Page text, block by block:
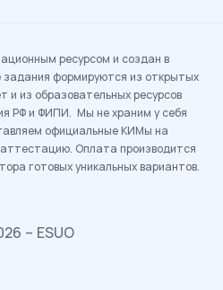
ресурсом и создан в
задания формируются из открытых
и из образовательных ресурсов
РФ и ФИПИ. Мы не храним у себя
официальные КИМы на
Оплата производится
готовых уникальных вариантов.
– ESUO